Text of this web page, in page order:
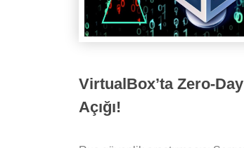
VirtualBox’ta Zero-Day
Açığı!